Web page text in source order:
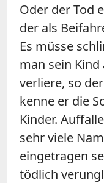
Oder der Tod
der als
Es müsse
man sein
verliere, so
kenne er die
Kinder.
sehr viele
eingetragen
tödlich